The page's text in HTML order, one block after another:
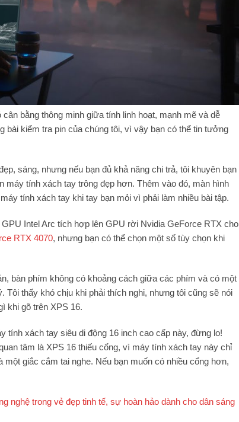
bằng thông minh giữa tính linh hoạt, mạnh mẽ và dễ
bài kiểm tra pin của chúng tôi, vì vậy bạn có thể tin tưởng
sáng, nhưng nếu bạn đủ khả năng chi trả, tôi khuyên bạn
tính xách tay trông đẹp hơn. Thêm vào đó, màn hình
tính xách tay khi tay bạn mỏi vì phải làm nhiều bài tập.
Intel Arc tích hợp lên GPU rời Nvidia GeForce RTX cho
RTX 4070, nhưng bạn có thể chọn một số tùy chọn khi
bàn phím không có khoảng cách giữa các phím và có một
thấy khó chịu khi phải thích nghi, nhưng tôi cũng sẽ nói
khi gõ trên XPS 16.
tính xách tay siêu di động 16 inch cao cấp này, đừng lo!
tâm là XPS 16 thiếu cổng, vì máy tính xách tay này chỉ
giắc cắm tai nghe. Nếu bạn muốn có nhiều cổng hơn,
nghệ trong vẻ đẹp tinh tế, sự hoàn hảo dành cho dân sáng